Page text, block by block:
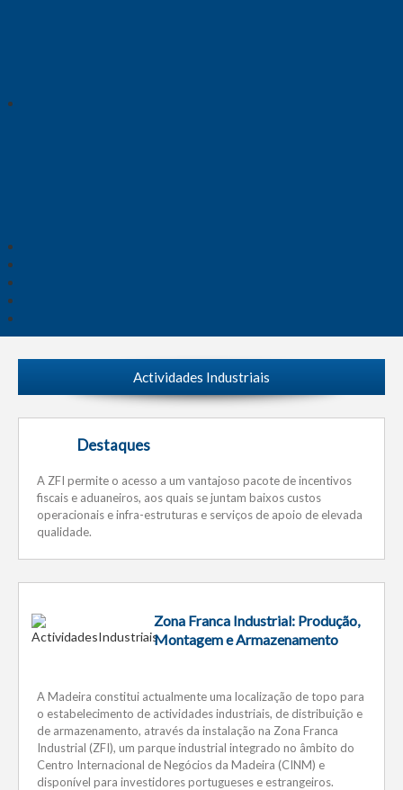
Actividades Industriais
Destaques
A ZFI permite o acesso a um vantajoso pacote de incentivos
fiscais e aduaneiros, aos quais se juntam baixos custos
operacionais e infra-estruturas e serviços de apoio de elevada
qualidade.
Zona Franca Industrial: Produção,
Montagem e Armazenamento
A Madeira constitui actualmente uma localização de topo para
o estabelecimento de actividades industriais, de distribuição e
de armazenamento, através da instalação na Zona Franca
Industrial (ZFI), um parque industrial integrado no âmbito do
Centro Internacional de Negócios da Madeira (CINM) e
disponível para investidores portugueses e estrangeiros.